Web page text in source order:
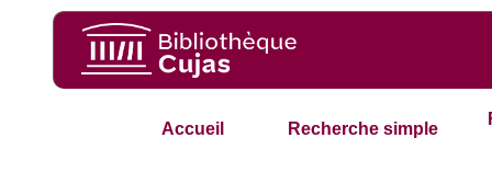
Accueil Recherche simple